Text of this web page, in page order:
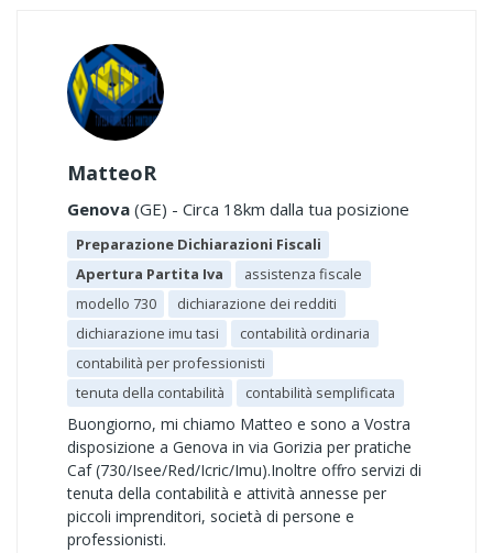
MatteoR
Genova (GE) - Circa 18km dalla tua posizione
Preparazione Dichiarazioni Fiscali
Apertura Partita Iva
assistenza fiscale
modello 730
dichiarazione dei redditi
dichiarazione imu tasi
contabilità ordinaria
contabilità per professionisti
tenuta della contabilità
contabilità semplificata
Buongiorno, mi chiamo Matteo e sono a Vostra
disposizione a Genova in via Gorizia per pratiche
Caf (730/Isee/Red/Icric/Imu).Inoltre offro servizi di
tenuta della contabilità e attività annesse per
piccoli imprenditori, società di persone e
professionisti.